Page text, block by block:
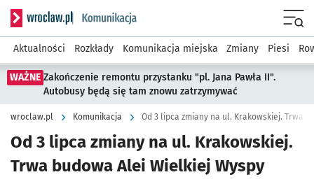
Serwis informacyjny wroclaw.pl podserwis: Komunikacja
Aktualności Rozkłady Komunikacja miejska Zmiany Piesi
WAŻNE Zakończenie remontu przystanku "pl. Jana Pawła II".
Autobusy będą się tam znowu zatrzymywać
wroclaw.pl Komunikacja Od 3 lipca zmiany na ul. Krakowskiej. Trwa
Od 3 lipca zmiany na ul. Krakowskiej.
Trwa budowa Alei Wielkiej Wyspy